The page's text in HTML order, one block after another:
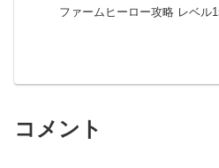
ファームヒーロー攻略 レベル
コメント